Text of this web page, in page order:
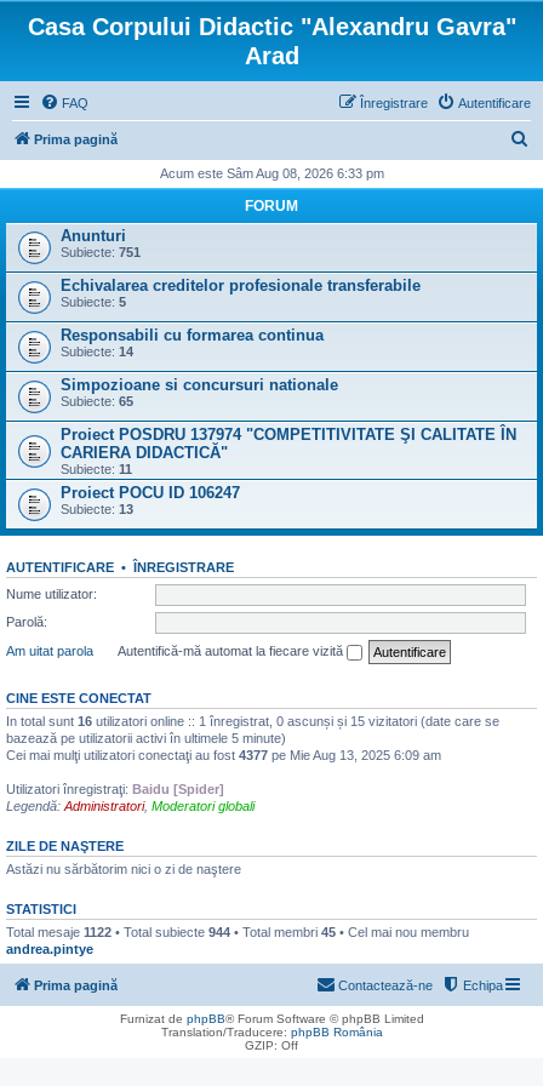
Casa Corpului Didactic "Alexandru Gavra"
Arad
FAQ Autentificare
Înregistrare
Prima pagină
t
Acum este Sâm Aug 08, 2026 6:33 pm
FORUM
Anunturi
Subiecte: 751
Echivalarea creditelor profesionale transferabile
Subiecte: 5
Responsabili cu formarea continua
Subiecte: 14
Simpozioane si concursuri nationale
Subiecte: 65
Proiect POSDRU 137974 "COMPETITIVITATE ŞI CALITATE ÎN
CARIERA DIDACTICĂ"
Subiecte: 11
Proiect POCU ID 106247
Subiecte: 13
AUTENTIFICARE • ÎNREGISTRARE
Nume utilizator:
Parolă:
Am uitat parola
Autentifică-mă automat la fiecare vizită
CINE ESTE CONECTAT
In total sunt 16 utilizatori online :: 1 înregistrat, 0 ascunși și 15 vizitatori (date care se
bazează pe utilizatorii activi în ultimele 5 minute)
Cei mai mulţi utilizatori conectaţi au fost 4377 pe Mie Aug 13, 2025 6:09 am
Utilizatori înregistraţi: Baidu [Spider]
Legendă: Administratori, Moderatori globali
ZILE DE NAŞTERE
Astăzi nu sărbătorim nici o zi de naştere
STATISTICI
Total mesaje 1122 • Total subiecte 944 • Total membri 45 • Cel mai nou membru
andrea.pintye
Prima pagină Echipa
Contactează-ne
Furnizat de phpBB® Forum Software © phpBB Limited
Translation/Traducere: phpBB România
GZIP: Off